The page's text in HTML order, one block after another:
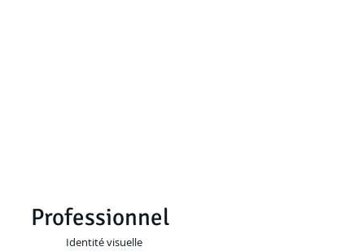
Professionnel
Identité visuelle